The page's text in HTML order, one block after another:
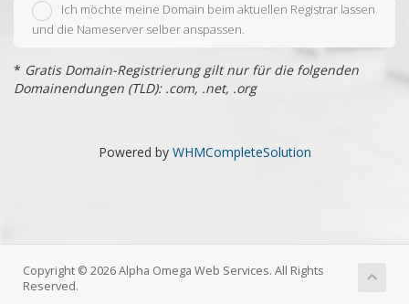
Ich möchte meine Domain beim aktuellen Registrar lassen
und die Nameserver selber anspassen.
* Gratis Domain-Registrierung gilt nur für die folgenden
Domainendungen (TLD): .com, .net, .org
Powered by WHMCompleteSolution
Copyright © 2026 Alpha Omega Web Services. All Rights
Reserved.